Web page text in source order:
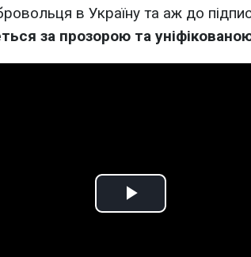
в Україну та аж до
за прозорою та
Play